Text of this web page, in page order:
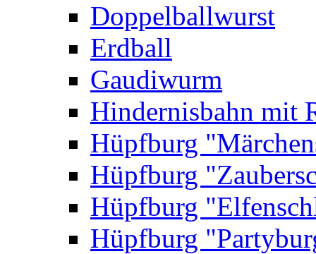
Doppelballwurst
Erdball
Gaudiwurm
Hindernisbahn mit
Hüpfburg
Hüpfburg
Hüpfburg
Hüpfburg